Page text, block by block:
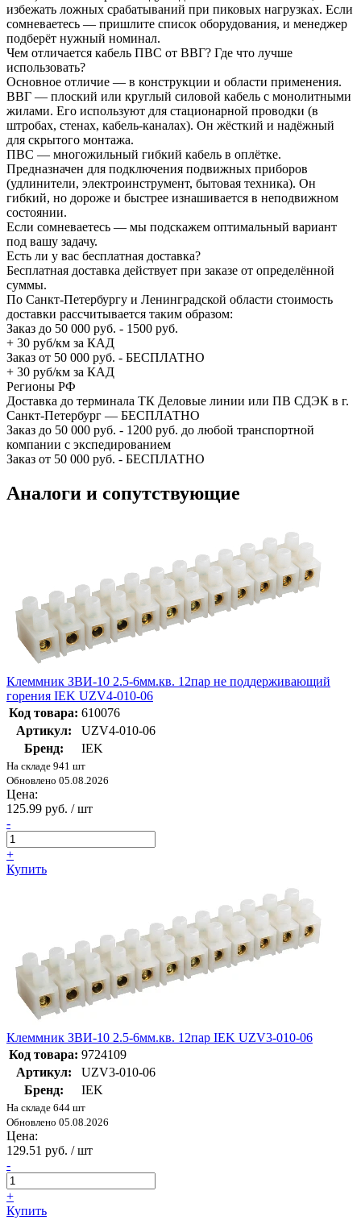
избежать ложных срабатываний при пиковых нагрузках. Если
сомневаетесь — пришлите список оборудования, и менеджер
подберёт нужный номинал.
Чем отличается кабель ПВС от ВВГ? Где что лучше
использовать?
Основное отличие — в конструкции и области применения.
ВВГ — плоский или круглый силовой кабель с монолитными
жилами. Его используют для стационарной проводки (в
штробах, стенах, кабель-каналах). Он жёсткий и надёжный
для скрытого монтажа.
ПВС — многожильный гибкий кабель в оплётке.
Предназначен для подключения подвижных приборов
(удлинители, электроинструмент, бытовая техника). Он
гибкий, но дороже и быстрее изнашивается в неподвижном
состоянии.
Если сомневаетесь — мы подскажем оптимальный вариант
под вашу задачу.
Есть ли у вас бесплатная доставка?
Бесплатная доставка действует при заказе от определённой
суммы.
По Санкт-Петербургу и Ленинградской области стоимость
доставки рассчитывается таким образом:
Заказ до 50 000 руб. - 1500 руб.
+ 30 руб/км за КАД
Заказ от 50 000 руб. - БЕСПЛАТНО
+ 30 руб/км за КАД
Регионы РФ
Доставка до терминала ТК Деловые линии или ПВ СДЭК в г.
Санкт-Петербург — БЕСПЛАТНО
Заказ до 50 000 руб. - 1200 руб. до любой транспортной
компании с экспедированием
Заказ от 50 000 руб. - БЕСПЛАТНО
Аналоги и сопутствующие
Клеммник ЗВИ-10 2.5-6мм.кв. 12пар не поддерживающий
горения IEK UZV4-010-06
Код товара: 610076
Артикул:
UZV4-010-06
Бренд:
IEK
На складе 941 шт
Обновлено 05.08.2026
Цена:
125.99 руб. / шт
-
+
Купить
Клеммник ЗВИ-10 2.5-6мм.кв. 12пар IEK UZV3-010-06
Код товара: 9724109
Артикул:
UZV3-010-06
Бренд:
IEK
На складе 644 шт
Обновлено 05.08.2026
Цена:
129.51 руб. / шт
-
+
Купить